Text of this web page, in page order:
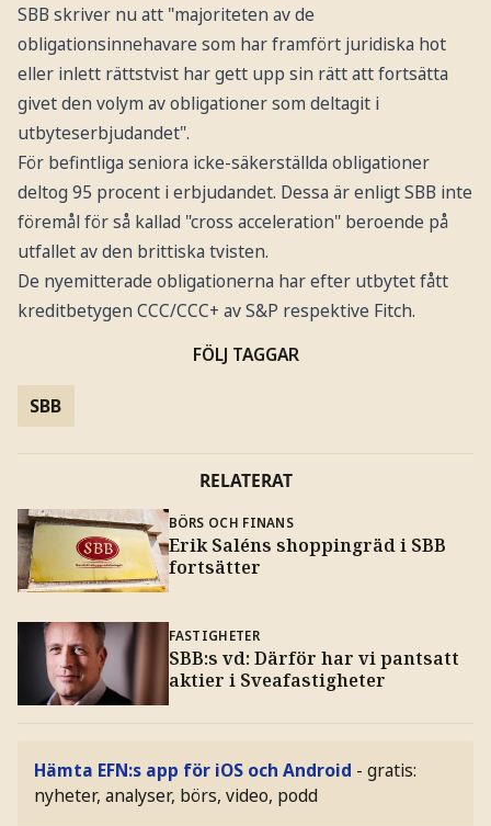
SBB skriver nu att "majoriteten av de
obligationsinnehavare som har framfört juridiska hot
eller inlett rättstvist har gett upp sin rätt att fortsätta
givet den volym av obligationer som deltagit i
utbyteserbjudandet".
För befintliga seniora icke-säkerställda obligationer
deltog 95 procent i erbjudandet. Dessa är enligt SBB inte
föremål för så kallad "cross acceleration" beroende på
utfallet av den brittiska tvisten.
De nyemitterade obligationerna har efter utbytet fått
kreditbetygen CCC/CCC+ av S&P respektive Fitch.
FÖLJ TAGGAR
SBB
RELATERAT
BÖRS OCH FINANS
Erik Saléns shoppingräd i SBB
fortsätter
FASTIGHETER
SBB:s vd: Därför har vi pantsatt
aktier i Sveafastigheter
Hämta EFN:s app för iOS och Android - gratis:
nyheter, analyser, börs, video, podd